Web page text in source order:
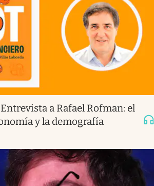
Entrevista a Rafael Rofman: el
y la demografía